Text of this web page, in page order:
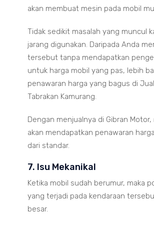
akan membuat mesin pada mobil
Tidak sedikit masalah yang muncul
jarang digunakan. Daripada Anda
tersebut tanpa mendapatkan
untuk harga mobil yang pas, lebih
penawaran harga yang bagus di Jual
Tabrakan Kamurang.
Dengan menjualnya di Gibran
akan mendapatkan penawaran
dari standar.
7. Isu Mekanikal
Ketika mobil sudah berumur, maka
yang terjadi pada kendaraan
besar.